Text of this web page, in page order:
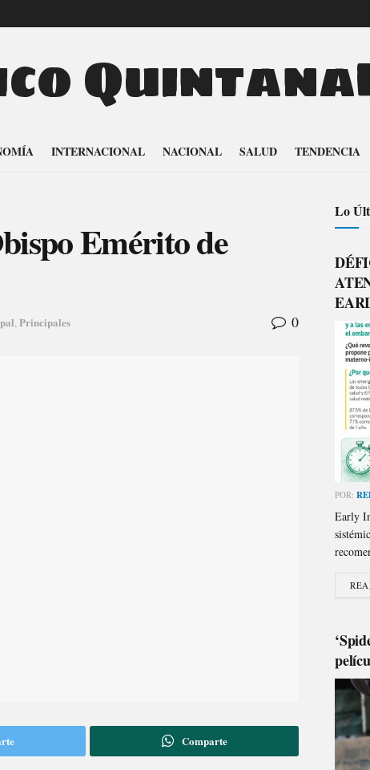
INTERNACIONAL NACIONAL SALUD TENDENCIA
Emérito de
,Principales 0
Comparte
Lo
POR:
Early